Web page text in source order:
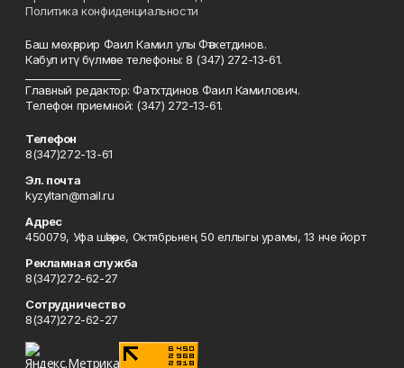
Политика конфиденциальности
Баш мөхәррир Фаил Камил улы Фәтхетдинов.
Кабул итү бүлмәсе телефоны: 8 (347) 272-13-61.
Главный редактор: Фатхтдинов Фаил Камилович.
Телефон приемной: (347) 272-13-61.
Телефон
8(347)272-13-61
Эл. почта
kyzyltan@mail.ru
Адрес
450079, Уфа шәһәре, Октябрьнең 50 еллыгы урамы, 13 нче йорт
Рекламная служба
8(347)272-62-27
Сотрудничество
8(347)272-62-27